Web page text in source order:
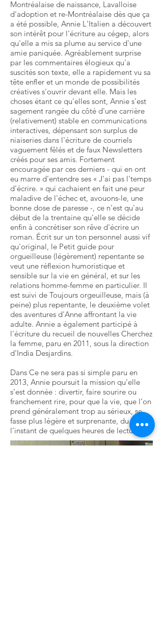
Montréalaise de naissance, Lavalloise
d'adoption et re-Montréalaise dès que ça
a été possible, Annie L'Italien a découvert
son intérêt pour l'écriture au cégep, alors
qu'elle a mis sa plume au service d'une
amie paniquée. Agréablement surprise
par les commentaires élogieux qu'a
suscités son texte, elle a rapidement vu sa
tête enfler et un monde de possibilités
créatives s'ouvrir devant elle. Mais les
choses étant ce qu'elles sont, Annie s'est
sagement rangée du côté d'une carrière
(relativement) stable en communications
interactives, dépensant son surplus de
niaiseries dans l'écriture de courriels
vaguement fêlés et de faux Newsletters
créés pour ses amis. Fortement
encouragée par ces derniers - qui en ont
eu marre d'entendre ses « J'ai pas l'temps
d'écrire. » qui cachaient en fait une peur
maladive de l'échec et, avouons-le, une
bonne dose de paresse -, ce n'est qu'au
début de la trentaine qu'elle se décide
enfin à concrétiser son rêve d'écrire un
roman. Écrit sur un ton personnel aussi vif
qu'original, le Petit guide pour
orgueilleuse (légèrement) repentante se
veut une réflexion humoristique et
sensible sur la vie en général, et sur les
relations homme-femme en particulier. Il
est suivi de Toujours orgeuilleuse, mais (à
peine) plus repentante, le deuxième volet
des aventures d'Anne affrontant la vie
adulte. Annie a également participé à
l'écriture du recueil de nouvelles Cherchez
la femme, paru en 2011, sous la direction
d'India Desjardins.
Dans Ce ne sera pas si simple paru en
2013, Annie poursuit la mission qu’elle
s’est donnée : divertir, faire sourire ou
franchement rire, pour que la vie, que l’on
prend généralement trop au sérieux, se
fasse plus légère et surprenante, du moins
l’instant de quelques heures de lecture.